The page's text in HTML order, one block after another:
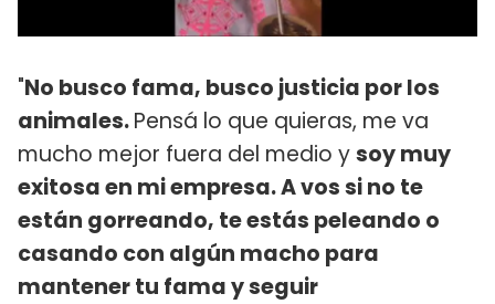
"No busco fama, busco justicia por los
animales.Pensá lo que quieras, me va
mucho mejor fuera del medio ysoy muy
exitosa en mi empresa. A vos si no te
están gorreando, te estás peleando o
casando con algún macho para
mantener tu fama y seguir